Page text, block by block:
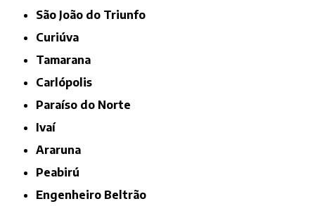
São João do Triunfo
Curiúva
Tamarana
Carlópolis
Paraíso do Norte
Ivaí
Araruna
Peabirú
Engenheiro Beltrão